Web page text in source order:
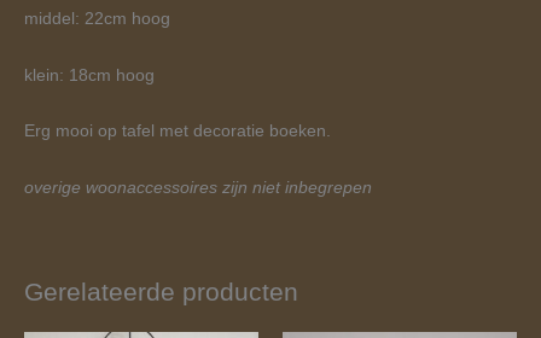
middel: 22cm hoog
klein: 18cm hoog
Erg mooi op tafel met decoratie boeken.
overige woonaccessoires zijn niet inbegrepen
Gerelateerde producten